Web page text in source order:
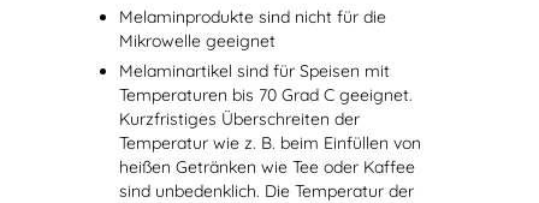
Melaminprodukte sind nicht für die
Mikrowelle geeignet
Melaminartikel sind für Speisen mit
Temperaturen bis 70 Grad C geeignet.
Kurzfristiges Überschreiten der
Temperatur wie z. B. beim Einfüllen von
heißen Getränken wie Tee oder Kaffee
sind unbedenklich. Die Temperatur der